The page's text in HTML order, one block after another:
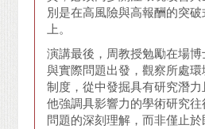
別是在高風險與高報酬的突
上。
演講最後，周教授勉勵在場
與實際問題出發，觀察所處
制度，從中發掘具有研究潛力
他強調具影響力的學術研究
問題的深刻理解，而非僅止